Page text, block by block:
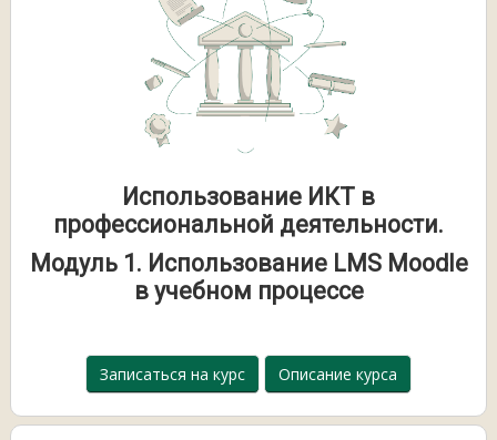
Использование ИКТ в
профессиональной деятельности.
Модуль 1. Использование LMS Moodle
в учебном процессе
Записаться на курс Описание курса